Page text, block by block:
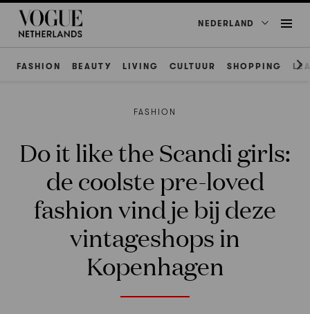
NEDERLAND
FASHION BEAUTY LIVING CULTUUR SHOPPING
FASHION
Do it like the Scandi girls:
de coolste pre-loved
fashion vind je bij deze
vintageshops in
Kopenhagen